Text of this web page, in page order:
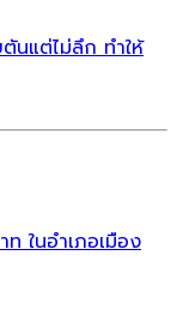
นแต่ไม่ลึก ทำให้
ในอำเภอเมือง